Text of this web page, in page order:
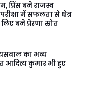
प्रिंस बने राजस्व
में सफलता से क्षेत्र
बने प्रेरणा स्रोत
का भव्य
आदित्य कुमार भी हुए